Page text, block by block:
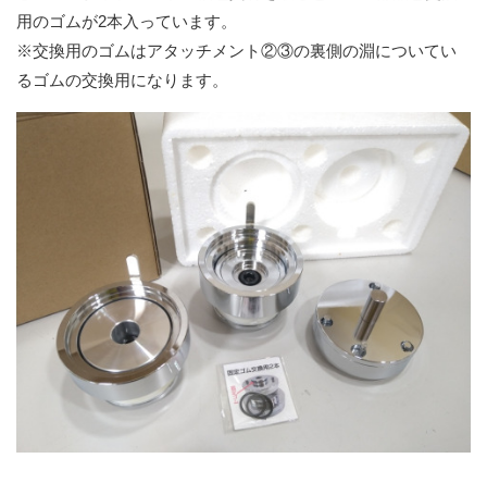
用のゴムが2本入っています。
※交換用のゴムはアタッチメント②③の裏側の淵についてい
るゴムの交換用になります。